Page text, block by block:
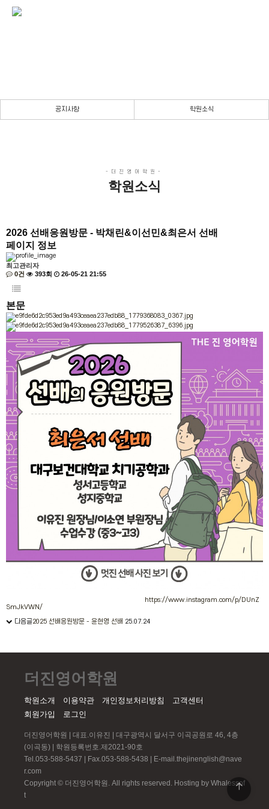
공지사항 학원소식
학원소식
2026 선배응원방문 - 박채린&이선민&최은서 선배
페이지 정보
최고관리자
0건
393회 26-05-21 21:55
본문
https://www.instagram.com/p/DUnZ
SmJkVWN/
다음글2025 선배응원방문 - 윤현영 선배 25.07.24
더진영어학원
학원소개 이용약관 개인정보처리방침
고객센터
회원가입
로그인
더진영어학원 | 대표.이유진 | 대구광역시 달서구 이곡공원로 46, 4층
(이곡동) | 학원등록번호.제2021-90호
Tel.053-588-5437 | Fax.053-588-5438 | E-mail.thejinenglish@nave
r.com
Copyright © 더진영어학원. All rights reserved. Hosting by Whalessof
t